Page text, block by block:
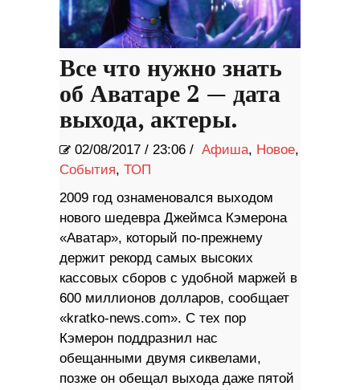
Все что нужно знать
об Аватаре 2 — дата
выхода, актеры.
02/08/2017 / 23:06 / Афиша, Новое,
События, ТОП
2009 год ознаменовался выходом
нового шедевра Джеймса Кэмерона
«Аватар», который по-прежнему
держит рекорд самых высоких
кассовых сборов с удобной маржей в
600 миллионов долларов, сообщает
«kratko-news.com». С тех пор
Кэмерон поддразнил нас
обещанными двумя сиквелами,
позже он обещал выхода даже пятой